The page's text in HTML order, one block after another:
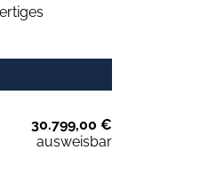
30.799,00 €
ausweisbar